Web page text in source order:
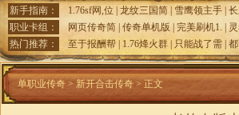
新手指南： 1.76sf网,位 龙纹三国简 雪鹰领主手
职业卡组：
网页传奇简 传奇单机版 完美刷机1.
热门推荐：
至于报酬帮 1.76烽火群 只能战了需
单职业传奇 > 新开合击传奇> 正文